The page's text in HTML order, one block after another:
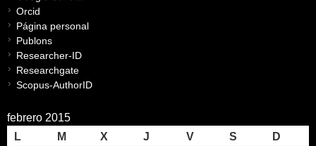
Orcid
Página personal
Publons
Researcher-ID
Researchgate
Scopus-AuthorID
febrero 2015
L
M X J V S
D